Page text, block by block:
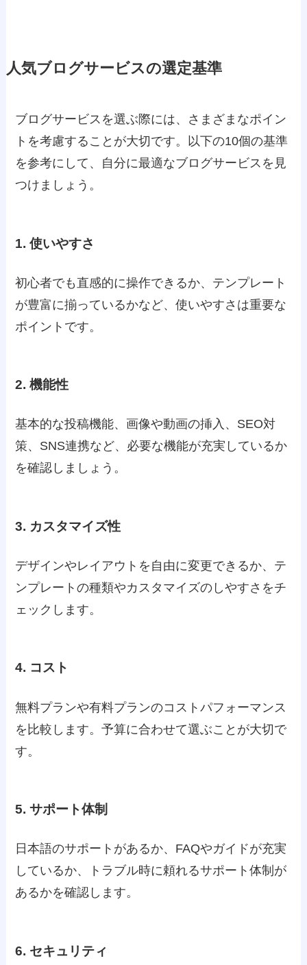
人気ブログサービスの選定基準
ブログサービスを選ぶ際には、さまざまなポイン
トを考慮することが大切です。以下の10個の基準
を参考にして、自分に最適なブログサービスを見
つけましょう。
1. 使いやすさ
初心者でも直感的に操作できるか、テンプレート
が豊富に揃っているかなど、使いやすさは重要な
ポイントです。
2. 機能性
基本的な投稿機能、画像や動画の挿入、SEO対
策、SNS連携など、必要な機能が充実しているか
を確認しましょう。
3. カスタマイズ性
デザインやレイアウトを自由に変更できるか、テ
ンプレートの種類やカスタマイズのしやすさをチ
ェックします。
4. コスト
無料プランや有料プランのコストパフォーマンス
を比較します。予算に合わせて選ぶことが大切で
す。
5. サポート体制
日本語のサポートがあるか、FAQやガイドが充実
しているか、トラブル時に頼れるサポート体制が
あるかを確認します。
6. セキュリティ